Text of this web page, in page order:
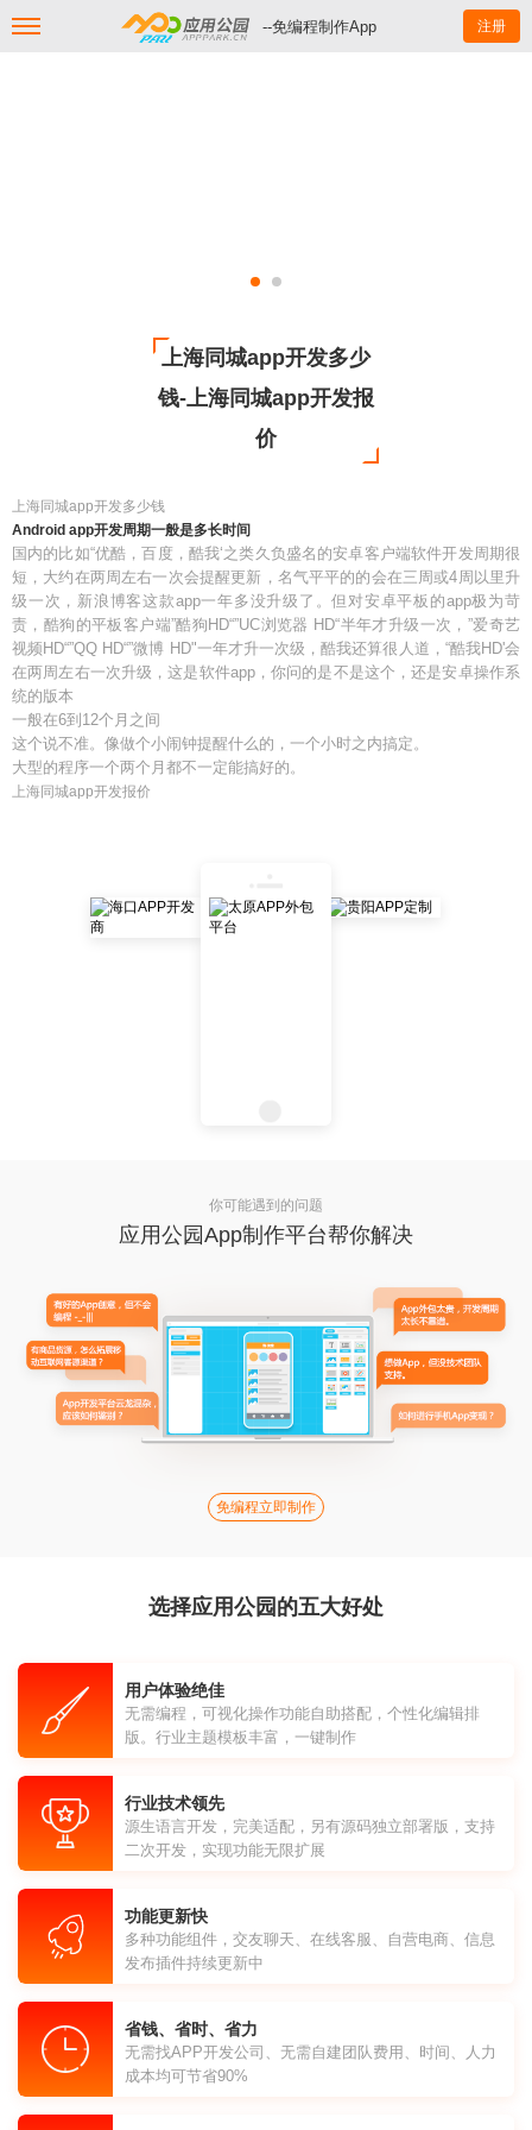
--免编程制作App 注册
上海同城app开发多少
钱-上海同城app开发报
价
上海同城app开发多少钱
Android app开发周期一般是多长时间
国内的比如“优酷，百度，酷我‘之类久负盛名的安卓客户端软件开发周期很
短，大约在两周左右一次会提醒更新，名气平平的的会在三周或4周以里升
级一次，新浪博客这款app一年多没升级了。但对安卓平板的app极为苛
责，酷狗的平板客户端”酷狗HD“”UC浏览器 HD“半年才升级一次，”爱奇艺
视频HD“”QQ HD“”微博 HD"一年才升一次级，酷我还算很人道，“酷我HD'会
在两周左右一次升级，这是软件app，你问的是不是这个，还是安卓操作系
统的版本
一般在6到12个月之间
这个说不准。像做个小闹钟提醒什么的，一个小时之内搞定。
大型的程序一个两个月都不一定能搞好的。
上海同城app开发报价
你可能遇到的问题
应用公园App制作平台帮你解决
免编程立即制作
选择应用公园的五大好处
用户体验绝佳
无需编程，可视化操作功能自助搭配，个性化编辑排
版。行业主题模板丰富，一键制作
行业技术领先
源生语言开发，完美适配，另有源码独立部署版，支持
二次开发，实现功能无限扩展
功能更新快
多种功能组件，交友聊天、在线客服、自营电商、信息
发布插件持续更新中
省钱、省时、省力
无需找APP开发公司、无需自建团队费用、时间、人力
成本均可节省90%